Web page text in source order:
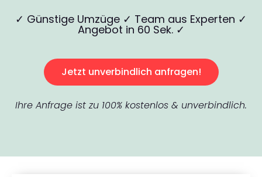
✓ Günstige Umzüge ✓ Team aus Experten ✓
Angebot in 60 Sek. ✓
Jetzt unverbindlich anfragen!
Ihre Anfrage ist zu 100% kostenlos & unverbindlich.